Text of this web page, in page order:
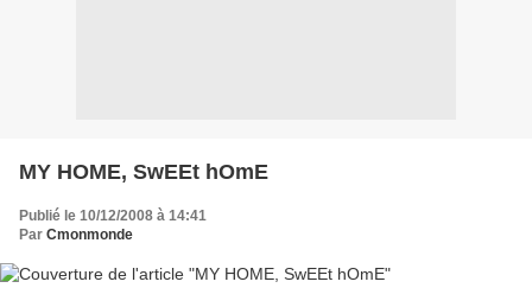
MY HOME, SwEEt hOmE
Publié le 10/12/2008 à 14:41
Par Cmonmonde